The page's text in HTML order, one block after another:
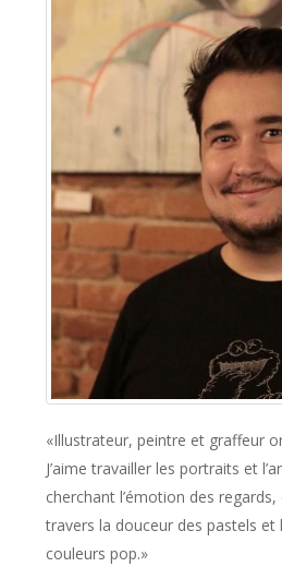
«Illustrateur, peintre et graffeur
J’aime travailler les portraits et
cherchant l’émotion des
travers la douceur des pastels et
couleurs pop.»